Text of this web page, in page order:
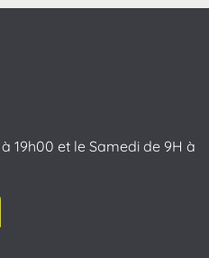
19h00 et le Samedi de 9H à